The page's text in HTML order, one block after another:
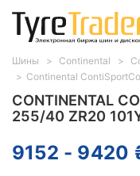
CONTINENTAL
255/40 ZR20
9152 - 9420
Шины Continental
Continental